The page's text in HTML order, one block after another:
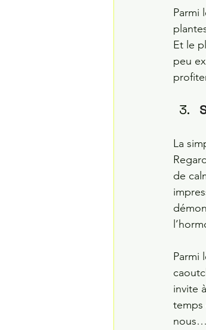
Parmi
Et le
peu
La
de
Parmi
invite
temps
nous…